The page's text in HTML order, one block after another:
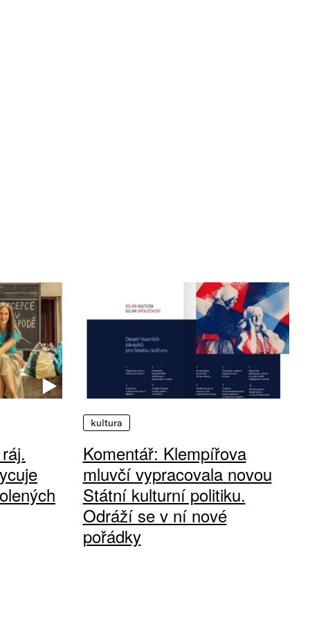
kultura
Komentář: Klempířova
mluvčí vypracovala novou
Státní kulturní politiku.
Odráží se v ní nové
pořádky